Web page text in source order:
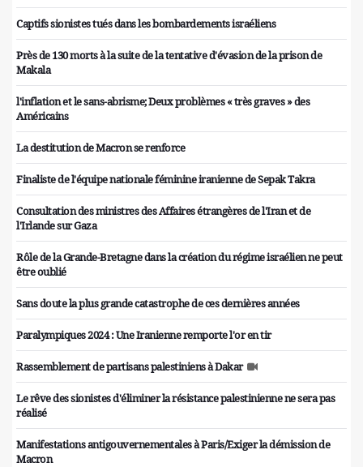
Captifs sionistes tués dans les bombardements israéliens
Près de 130 morts à la suite de la tentative d'évasion de la prison de
Makala
l'inflation et le sans-abrisme; Deux problèmes « très graves » des
Américains
La destitution de Macron se renforce
Finaliste de l'équipe nationale féminine iranienne de Sepak Takra
Consultation des ministres des Affaires étrangères de l'Iran et de
l'Irlande sur Gaza
Rôle de la Grande-Bretagne dans la création du régime israélien ne peut
être oublié
Sans doute la plus grande catastrophe de ces dernières années
Paralympiques 2024 : Une Iranienne remporte l'or en tir
Rassemblement de partisans palestiniens à Dakar
Le rêve des sionistes d'éliminer la résistance palestinienne ne sera pas
réalisé
Manifestations antigouvernementales à Paris/Exiger la démission de
Macron